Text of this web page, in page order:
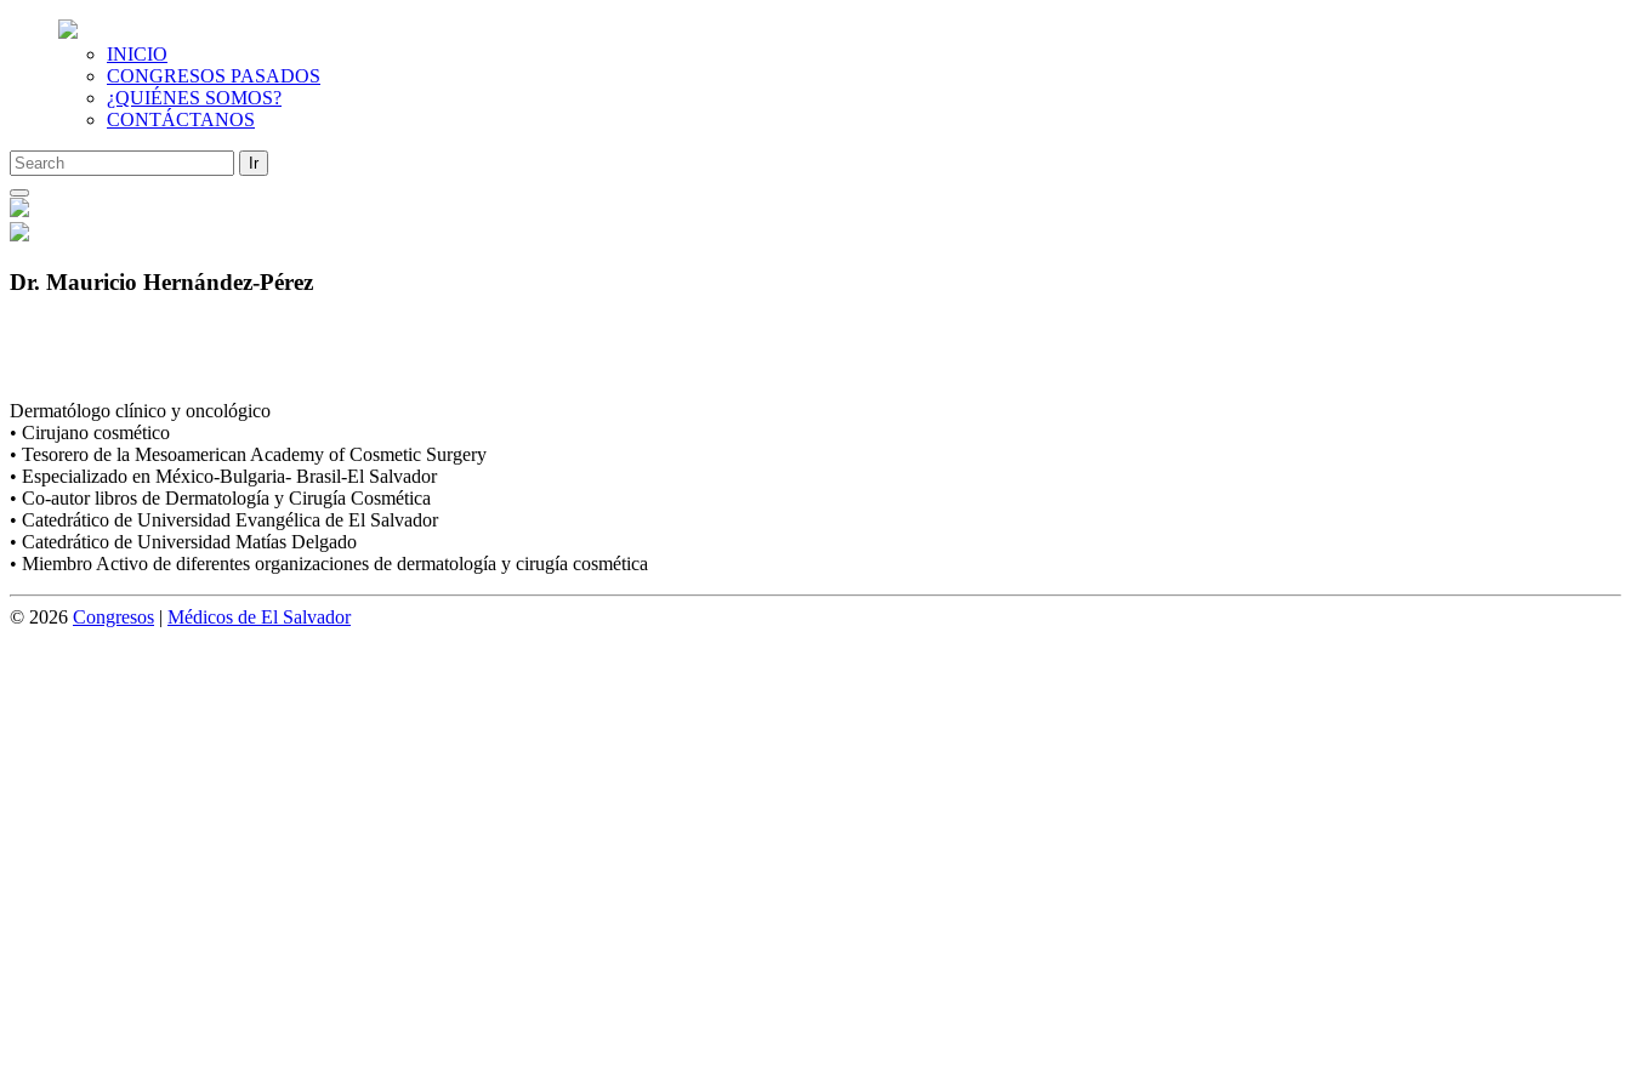
INICIO
CONGRESOS PASADOS
¿QUIÉNES SOMOS?
CONTÁCTANOS
Saltar
al
contenido
Dr. Mauricio Hernández‐Pérez
Dermatólogo clínico y oncológico
• Cirujano cosmético
• Tesorero de la Mesoamerican Academy of Cosmetic Surgery
• Especializado en México-Bulgaria- Brasil-El Salvador
• Co-autor libros de Dermatología y Cirugía Cosmética
• Catedrático de Universidad Evangélica de El Salvador
• Catedrático de Universidad Matías Delgado
• Miembro Activo de diferentes organizaciones de dermatología y cirugía cosmética
© 2026 Congresos | Médicos de El Salvador